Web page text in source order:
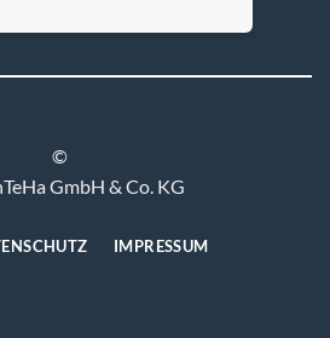
©
GmbH & Co. KG
IMPRESSUM